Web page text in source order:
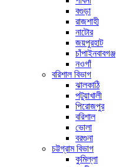
বগুড়া
রাজশাহী
নাটোর
জয়পুরহাট
চাঁপাইনবাবগঞ্জ
নওগাঁ
বরিশাল বিভাগ
ঝালকাঠি
পটুয়াখালী
পিরোজপুর
বরিশাল
ভোলা
বরগুনা
চট্টগ্রাম বিভাগ
কুমিল্লা